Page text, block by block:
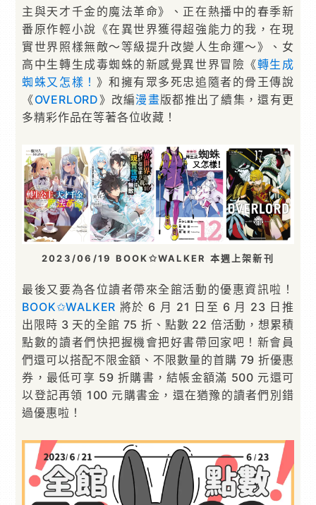
主與天才千金的魔法革命》、正在熱播中的春季新
番原作輕小說《在異世界獲得超強能力的我，在現
實世界照樣無敵～等級提升改變人生命運～》、女
高中生轉生成毒蜘蛛的新感覺異世界冒險《轉生成
蜘蛛又怎樣！ 》和擁有眾多死忠追隨者的骨王傳說
《OVERLORD》改編漫畫版都推出了續集，還有更
多精彩作品在等著各位收藏！
2023/06/19 BOOK✩WALKER 本週上架新刊
最後又要為各位讀者帶來全館活動的優惠資訊啦！
BOOK✩WALKER 將於 6 月 21 日至 6 月 23 日推
出限時 3 天的全館 75 折、點數 22 倍活動，想累積
點數的讀者們快把握機會把好書帶回家吧！新會員
們還可以搭配不限金額、不限數量的首購 79 折優惠
券，最低可享 59 折購書，結帳金額滿 500 元還可
以登記再領 100 元購書金，還在猶豫的讀者們別錯
過優惠啦！